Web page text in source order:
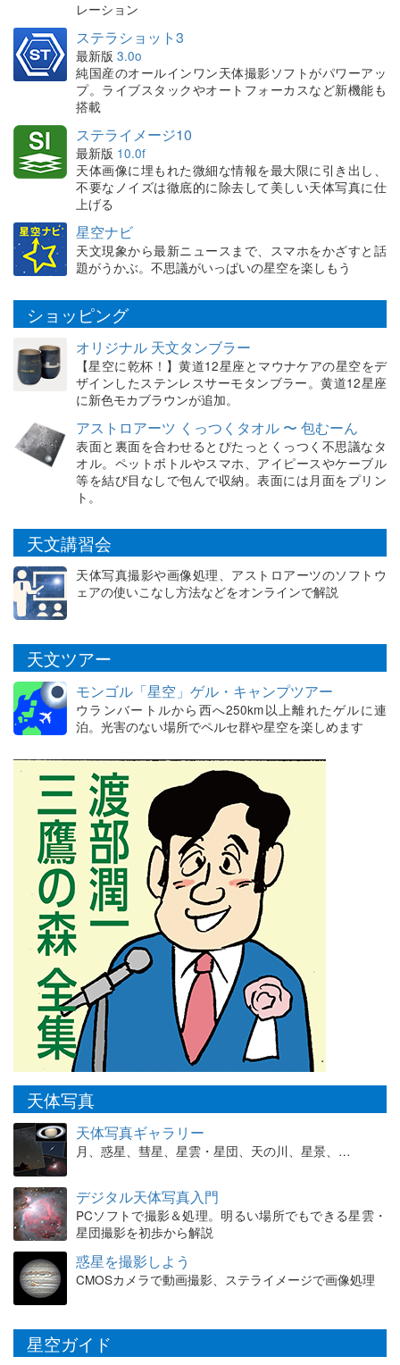
レーション
ステラショット3
最新版 3.0o
純国産のオールインワン天体撮影ソフトがパワーアッ
プ。ライブスタックやオートフォーカスなど新機能も
搭載
ステライメージ10
最新版 10.0f
天体画像に埋もれた微細な情報を最大限に引き出し、
不要なノイズは徹底的に除去して美しい天体写真に仕
上げる
星空ナビ
天文現象から最新ニュースまで、スマホをかざすと話
題がうかぶ。不思議がいっぱいの星空を楽しもう
ショッピング
オリジナル 天文タンブラー
【星空に乾杯！】黄道12星座とマウナケアの星空をデ
ザインしたステンレスサーモタンブラー。黄道12星座
に新色モカブラウンが追加。
アストロアーツ くっつくタオル 〜 包むーん
表面と裏面を合わせるとぴたっとくっつく不思議なタ
オル。ペットボトルやスマホ、アイピースやケーブル
等を結び目なしで包んで収納。表面には月面をプリン
ト。
天文講習会
天体写真撮影や画像処理、アストロアーツのソフトウ
ェアの使いこなし方法などをオンラインで解説
天文ツアー
モンゴル「星空」ゲル・キャンプツアー
ウランバートルから西へ250km以上離れたゲルに連
泊。光害のない場所でペルセ群や星空を楽しめます
天体写真
天体写真ギャラリー
月、惑星、彗星、星雲・星団、天の川、星景、…
デジタル天体写真入門
PCソフトで撮影＆処理。明るい場所でもできる星雲・
星団撮影を初歩から解説
惑星を撮影しよう
CMOSカメラで動画撮影、ステライメージで画像処理
星空ガイド